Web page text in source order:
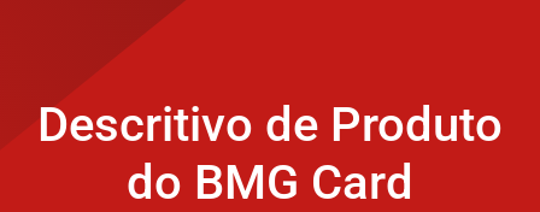
Descritivo de Produto
do BMG Card